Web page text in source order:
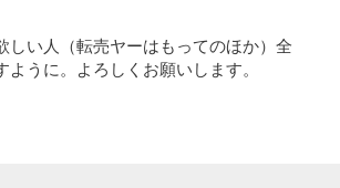
しい人（転売ヤーはもってのほか）全
ように。よろしくお願いします。